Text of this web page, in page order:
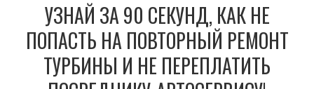
УЗНАЙ ЗА 90 СЕКУНД, КАК НЕ
ПОПАСТЬ НА ПОВТОРНЫЙ РЕМОНТ
ТУРБИНЫ И НЕ ПЕРЕПЛАТИТЬ